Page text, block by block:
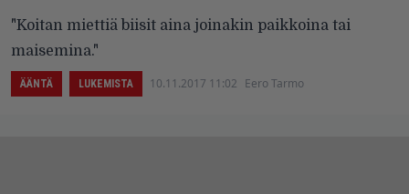
"Koitan miettiä biisit aina joinakin paikkoina tai
maisemina."
ÄÄNTÄ LUKEMISTA 10.11.2017 11:02 Eero Tarmo